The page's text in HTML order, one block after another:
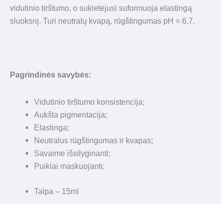
vidutinio tirštumo, o sukietėjusi suformuoja elastingą
sluoksnį. Turi neutralų kvapą, rūgštingumas pH = 6,7.
Pagrindinės savybės:
Vidutinio tirštumo konsistencija;
Aukšta pigmentacija;
Elastinga;
Neutralus rūgštingumas ir kvapas;
Savaime išsilyginanti;
Puikiai maskuojanti;
Talpa – 15ml